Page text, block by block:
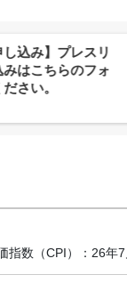
式会社PlnX、アジア
バルWeb3カンファ
WebX2026」との
指数（CPI）：26年